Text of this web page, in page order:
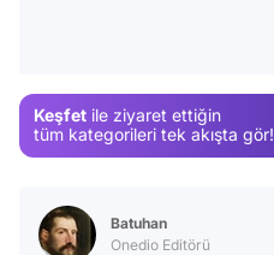
Keşfet ile ziyaret ettiğin
tüm kategorileri tek akışta gör!
Batuhan
Onedio Editörü